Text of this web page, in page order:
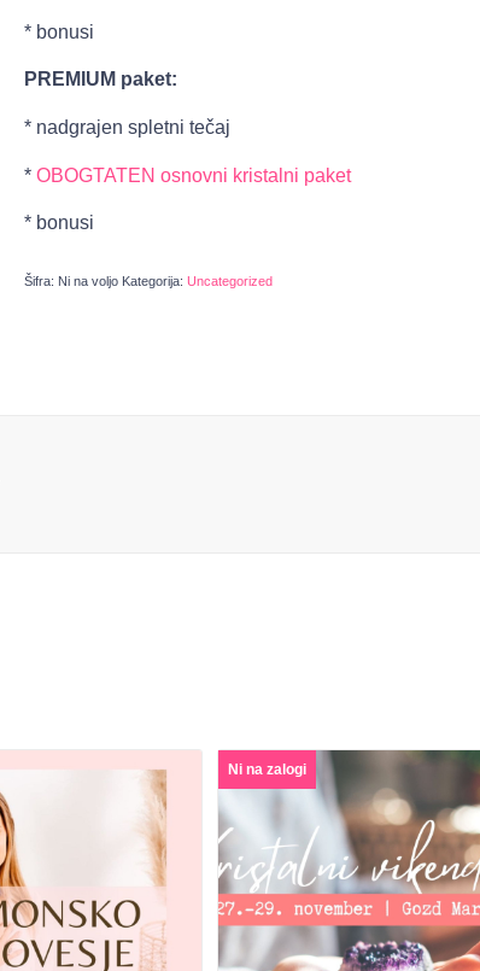
* bonusi
PREMIUM paket:
* nadgrajen spletni tečaj
* OBOGTATEN osnovni kristalni paket
* bonusi
Šifra: Ni na voljo Kategorija: Uncategorized
Ni na zalogi